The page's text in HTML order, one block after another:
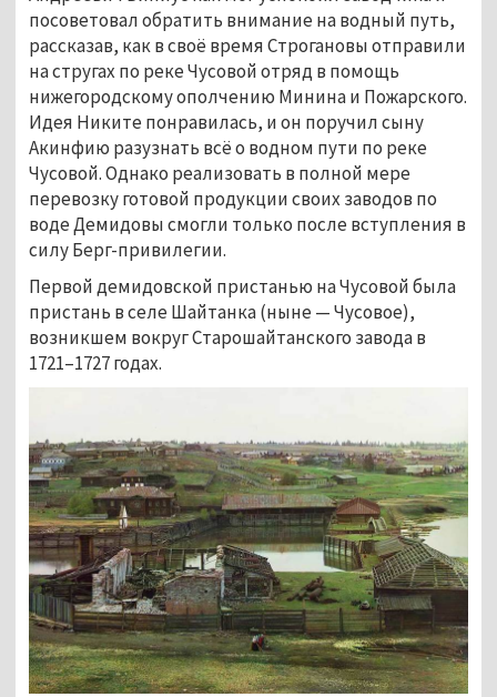
посоветовал обратить внимание на водный путь,
рассказав, как в своё время Строгановы отправили
на стругах по реке Чусовой отряд в помощь
нижегородскому ополчению Минина и Пожарского.
Идея Никите понравилась, и он поручил сыну
Акинфию разузнать всё о водном пути по реке
Чусовой. Однако реализовать в полной мере
перевозку готовой продукции своих заводов по
воде Демидовы смогли только после вступления в
силу Берг-привилегии.
Первой демидовской пристанью на Чусовой была
пристань в селе Шайтанка (ныне — Чусовое),
возникшем вокруг Старошайтанского завода в
1721–1727 годах.